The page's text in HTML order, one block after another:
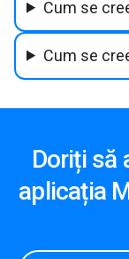
Cum se
Cum se
Doriți să
aplicația